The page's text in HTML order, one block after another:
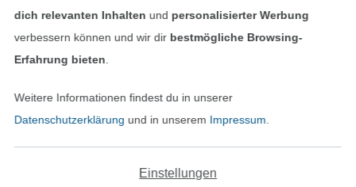
Alle Preise inkl. der gesetzl. MwSt.
Die durchgestrichenen Preise entsprechen dem
dich relevanten Inhalten und personalisierter Werbung
verbessern können und wir dir bestmögliche Browsing-
Erfahrung bieten
Weitere Informationen findest du in unserer
Datenschutzerklärung und in unserem Impressum
Einstellungen